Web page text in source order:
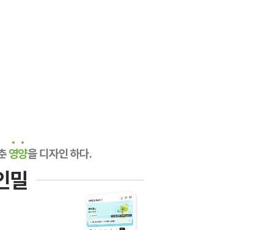
영양을 디자인 하다.
밀